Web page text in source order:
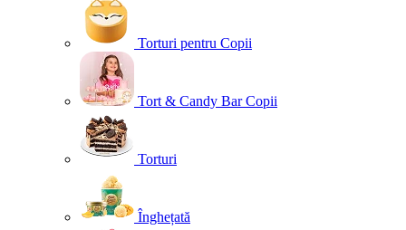
Torturi pentru Copii
Tort & Candy Bar Copii
Torturi
Înghețată